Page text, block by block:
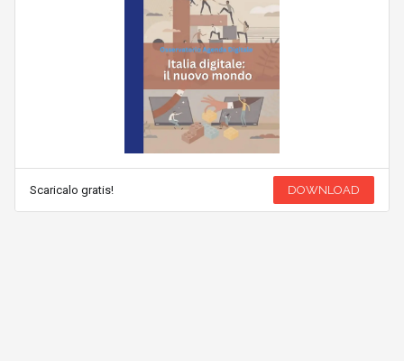
Scaricalo gratis! DOWNLOAD